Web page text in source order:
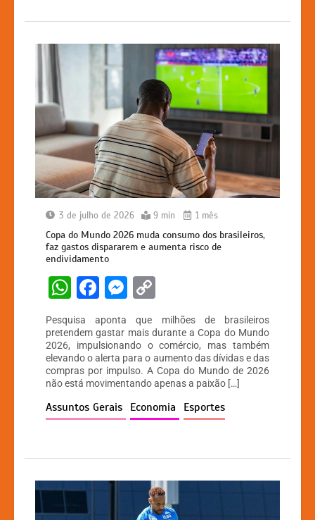
3 de julho de 2026 9 min 1 mês
Copa do Mundo 2026 muda consumo dos brasileiros,
faz gastos dispararem e aumenta risco de
endividamento
W
h
at
s
A
p
p
F
c
e
b
o
o
M
s
s
e
n
g
p
y
Li
n
k
Pesquisa aponta que milhões de brasileiros
pretendem gastar mais durante a Copa do Mundo
2026, impulsionando o comércio, mas também
elevando o alerta para o aumento das dívidas e das
compras por impulso. A Copa do Mundo de 2026
não está movimentando apenas a paixão […]
Assuntos Gerais Economia Esportes